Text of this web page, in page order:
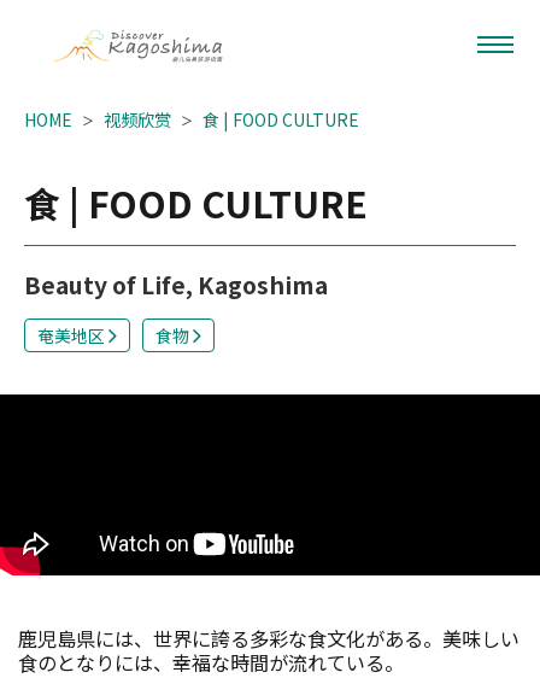
HOME 视频欣赏 食 | FOOD CULTURE
食 | FOOD CULTURE
Beauty of Life, Kagoshima
奄美地区 食物
鹿児島県には、世界に誇る多彩な食文化がある。美味しい
食のとなりには、幸福な時間が流れている。